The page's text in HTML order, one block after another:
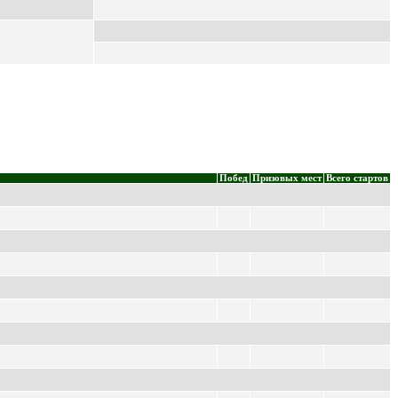
Побед Призовых мест Всего стартов